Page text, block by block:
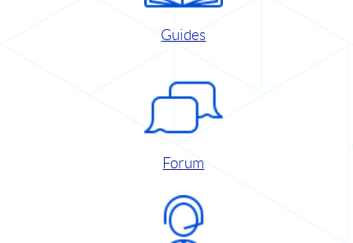
Guides
Forum